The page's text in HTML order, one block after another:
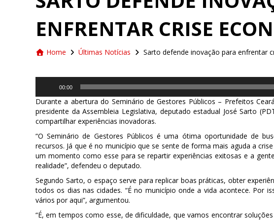
ENFRENTAR CRISE
Home Últimas Notícias Sarto defende inovação para enfrentar
áudio
00:00
Durante a abertura do Seminário de Gestores Públicos – Prefeitos
presidente da Assembleia Legislativa, deputado estadual José Sarto
compartilhar experiências inovadoras.
“O Seminário de Gestores Públicos é uma ótima oportunidade de
recursos. Já que é no município que se sente de forma mais aguda a
um momento como esse para se repartir experiências exitosas e a
realidade”, defendeu o deputado.
Segundo Sarto, o espaço serve para replicar boas práticas, obter
todos os dias nas cidades. “É no município onde a vida acontece. Por
vários por aqui”, argumentou.
“É, em tempos como esse, de dificuldade, que vamos encontrar